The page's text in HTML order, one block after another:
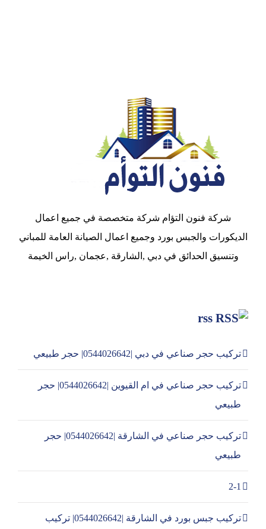
شركة فنون التؤام شركة متخصصة في جميع اعمال
الديكورات والجبس بورد وجميع اعمال الصيانة العامة للمباني
وتنسيق الحدائق في دبي ,الشارقة ,عجمان ,راس الخيمة
rss
تركيب حجر صناعي في دبي |0544026642| حجر طبيعي
تركيب حجر صناعي في ام القيوين |0544026642| حجر
طبيعي
تركيب حجر صناعي في الشارقة |0544026642| حجر
طبيعي
2-1
تركيب جبس بورد في الشارقة |0544026642| تركيب